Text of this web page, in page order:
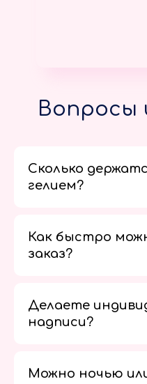
Сколько
гелием?
Как быстро
заказ?
Делаете
надписи?
Можно ночью